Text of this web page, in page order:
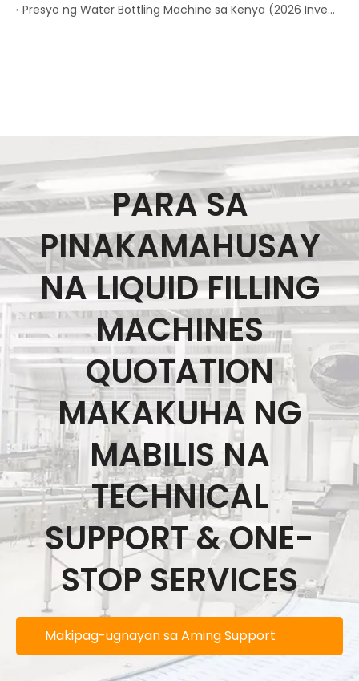
Presyo ng Water Bottling Machine sa Kenya (2026 Investment Guide)
PARA SA
PINAKAMAHUSAY
NA LIQUID FILLING
MACHINES
QUOTATION
MAKAKUHA NG
MABILIS NA
TECHNICAL
SUPPORT & ONE-
STOP SERVICES
Makipag-ugnayan sa Aming Support